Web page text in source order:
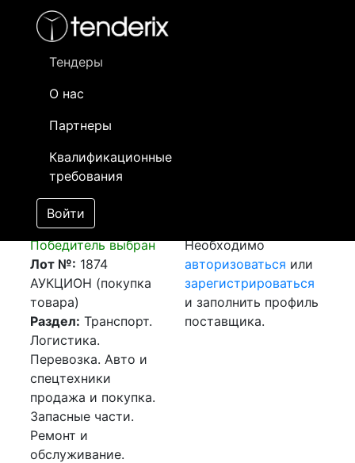
Тендеры
О нас
Партнеры
Квалификационные
требования
Войти
- активный лот
- сохраненный лот (не опубликован)
Закупка: Перевозка
г. Шымкент - г.
Павлодарская обл. с
Мичурино
[Завершен]
Победитель выбран
Лот №: 1874
АУКЦИОН (покупка
товара)
Раздел: Транспорт.
Логистика.
Перевозка. Авто и
спецтехники
продажа и покупка.
Запасные части.
Ремонт и
обслуживание.
Необходимо
авторизоваться или
зарегистрироваться
и заполнить профиль
поставщика.